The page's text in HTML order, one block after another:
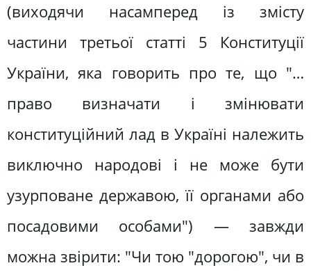
(виходячи насамперед із змісту
частини третьої статті 5 Конституції
України, яка говорить про те, що "…
право визначати і змінювати
конституційний лад в Україні належить
виключно народові і не може бути
узурповане державою, її органами або
посадовими особами") — завжди
можна звірити: "Чи тою "дорогою", чи в